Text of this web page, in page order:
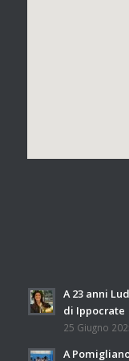
A 23 anni
di Ippocrate
25 Giugno
A